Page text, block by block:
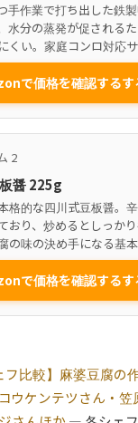
手作業で打ち出した鉄
水分の蒸発が促される
くい。家庭コンロ対応サ
で価格を確認するす
2
醤 225g
格的な四川式豆板醤。
おり、炒めるとしっか
の味の決め手になる基本
で価格を確認するす
フ比較】麻婆豆腐の
ウケンテツさん・笠